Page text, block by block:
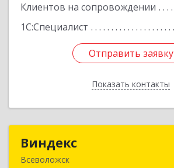
Клиентов на сопровождении
1С:Специалист
Отправить заявку
Показать контакты
Отправить заявку
Назад
Виндекс
Всеволожск